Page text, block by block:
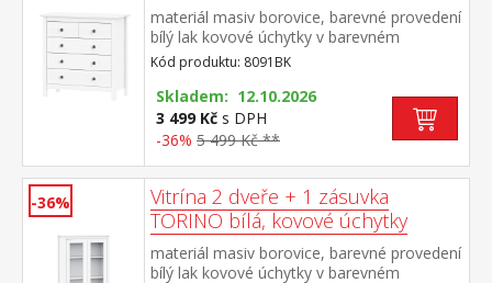
materiál masiv borovice, barevné provedení
bílý lak kovové úchytky v barevném
provedení černěná mosaz 2 menší a 3 větší
zásuvky s kovovými pojezdy
Kód produktu: 8091BK
Skladem: 12.10.2026
3 499 Kč s DPH
-36% 5 499 Kč **
-36%
Vitrína 2 dveře + 1 zásuvka
TORINO bílá, kovové úchytky
materiál masiv borovice, barevné provedení
bílý lak kovové úchytky v barevném